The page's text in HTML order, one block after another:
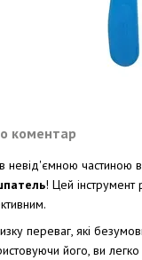
коментар
невід'ємною частиною
! Цей інструмент
переваг, які
його, ви